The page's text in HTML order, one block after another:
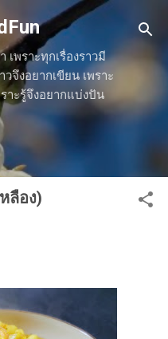
หาหลัก
เพราะทุกเรื่องราวมี
วจึงอยากเขียน เพราะ
าะรู้จึงอยากแบ่งปัน
ลือง)